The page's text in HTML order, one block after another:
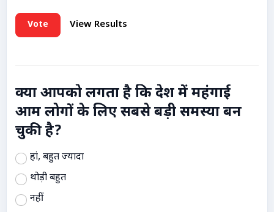
Vote View Results
क्या आपको लगता है कि देश में महंगाई
आम लोगों के लिए सबसे बड़ी समस्या बन
चुकी है?
हां, बहुत ज्यादा
थोड़ी बहुत
नहीं